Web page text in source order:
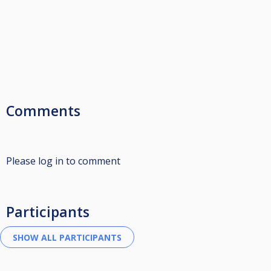
Comments
Please log in to comment
Participants